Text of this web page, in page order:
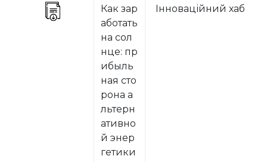
Как зар
аботать
на сол
нце: пр
ибыль
ная сто
рона а
льтерн
ативно
й энер
гетики
Інноваційний хаб